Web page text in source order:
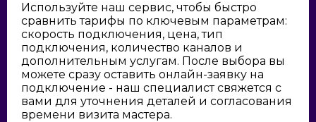
Используйте наш сервис, чтобы быстро
сравнить тарифы по ключевым параметрам:
скорость подключения, цена, тип
подключения, количество каналов и
дополнительным услугам. После выбора вы
можете сразу оставить онлайн-заявку на
подключение - наш специалист свяжется с
вами для уточнения деталей и согласования
времени визита мастера.